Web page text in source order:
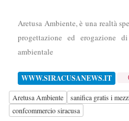
Aretusa Ambiente, è una realtà
progettazione ed erogazione
ambientale
WWW.SIRACUSANEWS.IT
Aretusa Ambiente
sanifica gratis i
confcommercio siracusa